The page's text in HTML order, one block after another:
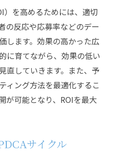
）を高めるためには、適切
の反応や応募率などのデー
します。効果の高かった広
に育てながら、効果の低い
直していきます。また、予
ィング方法を最適化するこ
が可能となり、ROIを最大
サイクル